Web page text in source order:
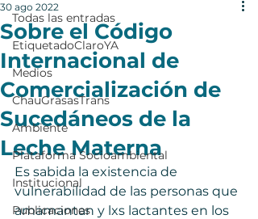
Todas las entradas
EtiquetadoClaroYA
Medios
ChauGrasasTrans
Ambiente
Plataforma Socioambiental
Institucional
Publicaciones
Sobre el Código
Internacional de
Comercialización de
Sucedáneos de la
Leche Materna
30 ago 2022
Es sabida la existencia de
vulnerabilidad de las personas que
amamantan y lxs lactantes en los